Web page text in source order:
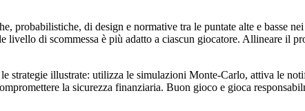
probabilistiche, di design e normative tra le puntate alte e basse
livello di scommessa è più adatto a ciascun giocatore. Allineare
strategie illustrate: utilizza le simulazioni Monte‑Carlo, attiva le
la sicurezza finanziaria. Buon gioco e gioca